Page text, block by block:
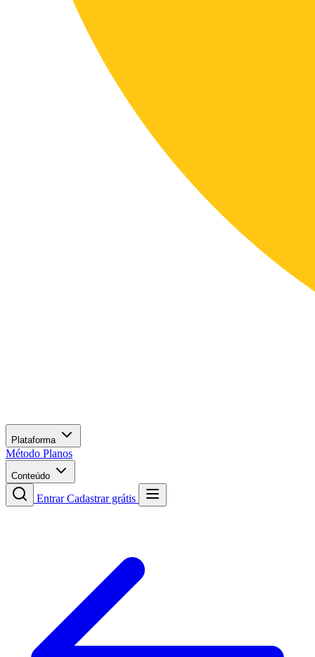
Plataforma
Método Planos
Conteúdo
EntrarCadastrar grátis